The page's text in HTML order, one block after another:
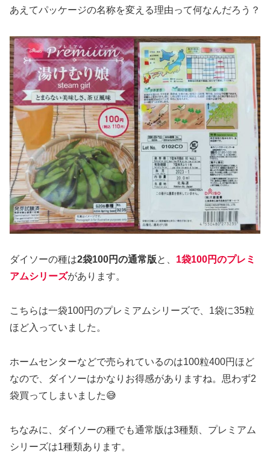
あえてパッケージの名称を変える理由って何なんだろう？
ダイソーの種は2袋100円の通常版と、 1袋100円のプレミ
アムシリーズがあります。
こちらは一袋100円のプレミアムシリーズで、1袋に35粒
ほど入っていました。
ホームセンターなどで売られているのは100粒400円ほど
なので、ダイソーはかなりお得感がありますね。思わず2
袋買ってしまいました😅
ちなみに、ダイソーの種でも通常版は3種類、プレミアム
シリーズは1種類あります。